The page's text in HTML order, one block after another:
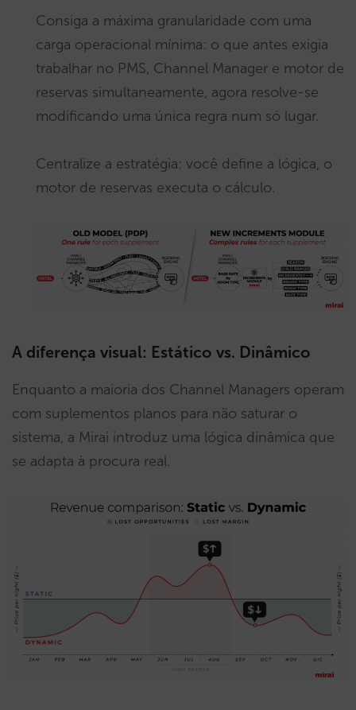
Consiga a máxima granularidade com uma
carga operacional mínima: o que antes exigia
trabalhar no PMS, Channel Manager e motor de
reservas simultaneamente, agora resolve-se
modificando uma única regra num só lugar.
Centralize a estratégia: você define a lógica, o
motor de reservas executa o cálculo.
A diferença visual: Estático vs. Dinâmico
Enquanto a maioria dos Channel Managers operam
com suplementos planos para não saturar o
sistema, a Mirai introduz uma lógica dinâmica que
se adapta à procura real.